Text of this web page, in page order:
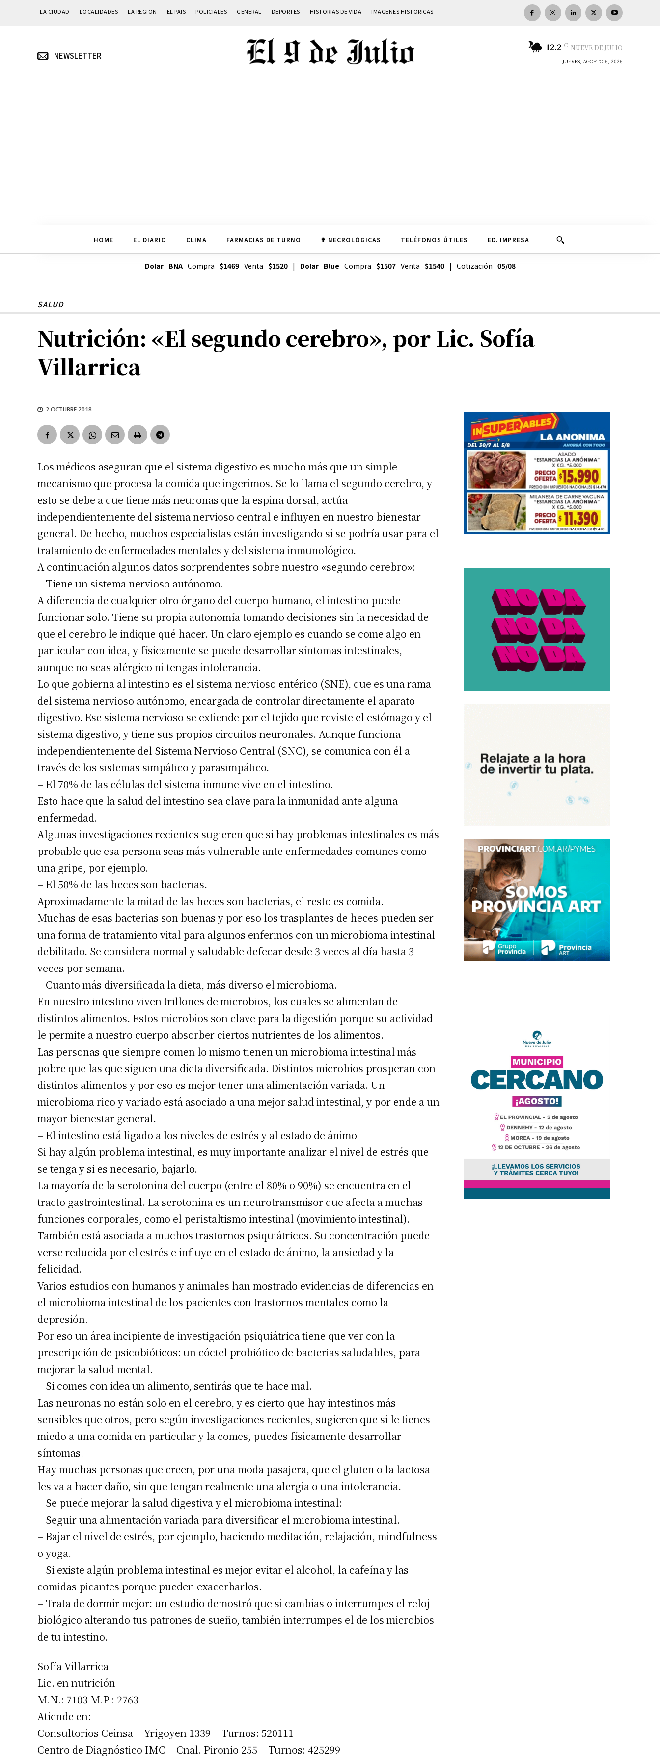
Suscribirme gratis
Dirección de correo electrónico *
Nombre
Número de teléfono
LA CIUDAD LOCALIDADES LA REGION EL PAIS POLICIALES GENERAL DEPORTES HISTORIAS DE VIDA IMAGENES HISTORICAS
NEWSLETTER
12.2 C NUEVE DE JULIO
JUEVES, AGOSTO 6, 2026
HOME EL DIARIO CLIMA FARMACIAS DE TURNO ✟ NECROLÓGICAS TELÉFONOS ÚTILES ED. IMPRESA
Dolar BNACompra $1469Venta $1520| Dolar Blue Compra $1507Venta $1540| Cotización 05/08
SALUD
Nutrición: «El segundo cerebro», por Lic. Sofía
Villarrica
2 OCTUBRE 2018
Los médicos aseguran que el sistema digestivo es mucho más que un simple
mecanismo que procesa la comida que ingerimos. Se lo llama el segundo cerebro, y
esto se debe a que tiene más neuronas que la espina dorsal, actúa
independientemente del sistema nervioso central e influyen en nuestro bienestar
general. De hecho, muchos especialistas están investigando si se podría usar para el
tratamiento de enfermedades mentales y del sistema inmunológico.
A continuación algunos datos sorprendentes sobre nuestro «segundo cerebro»:
– Tiene un sistema nervioso autónomo.
A diferencia de cualquier otro órgano del cuerpo humano, el intestino puede
funcionar solo. Tiene su propia autonomía tomando decisiones sin la necesidad de
que el cerebro le indique qué hacer. Un claro ejemplo es cuando se come algo en
particular con idea, y físicamente se puede desarrollar síntomas intestinales,
aunque no seas alérgico ni tengas intolerancia.
Lo que gobierna al intestino es el sistema nervioso entérico (SNE), que es una rama
del sistema nervioso autónomo, encargada de controlar directamente el aparato
digestivo. Ese sistema nervioso se extiende por el tejido que reviste el estómago y el
sistema digestivo, y tiene sus propios circuitos neuronales. Aunque funciona
independientemente del Sistema Nervioso Central (SNC), se comunica con él a
través de los sistemas simpático y parasimpático.
– El 70% de las células del sistema inmune vive en el intestino.
Esto hace que la salud del intestino sea clave para la inmunidad ante alguna
enfermedad.
Algunas investigaciones recientes sugieren que si hay problemas intestinales es más
probable que esa persona seas más vulnerable ante enfermedades comunes como
una gripe, por ejemplo.
– El 50% de las heces son bacterias.
Aproximadamente la mitad de las heces son bacterias, el resto es comida.
Muchas de esas bacterias son buenas y por eso los trasplantes de heces pueden ser
una forma de tratamiento vital para algunos enfermos con un microbioma intestinal
debilitado. Se considera normal y saludable defecar desde 3 veces al día hasta 3
veces por semana.
– Cuanto más diversificada la dieta, más diverso el microbioma.
En nuestro intestino viven trillones de microbios, los cuales se alimentan de
distintos alimentos. Estos microbios son clave para la digestión porque su actividad
le permite a nuestro cuerpo absorber ciertos nutrientes de los alimentos.
Las personas que siempre comen lo mismo tienen un microbioma intestinal más
pobre que las que siguen una dieta diversificada. Distintos microbios prosperan con
distintos alimentos y por eso es mejor tener una alimentación variada. Un
microbioma rico y variado está asociado a una mejor salud intestinal, y por ende a un
mayor bienestar general.
– El intestino está ligado a los niveles de estrés y al estado de ánimo
Si hay algún problema intestinal, es muy importante analizar el nivel de estrés que
se tenga y si es necesario, bajarlo.
La mayoría de la serotonina del cuerpo (entre el 80% o 90%) se encuentra en el
tracto gastrointestinal. La serotonina es un neurotransmisor que afecta a muchas
funciones corporales, como el peristaltismo intestinal (movimiento intestinal).
También está asociada a muchos trastornos psiquiátricos. Su concentración puede
verse reducida por el estrés e influye en el estado de ánimo, la ansiedad y la
felicidad.
Varios estudios con humanos y animales han mostrado evidencias de diferencias en
el microbioma intestinal de los pacientes con trastornos mentales como la
depresión.
Por eso un área incipiente de investigación psiquiátrica tiene que ver con la
prescripción de psicobióticos: un cóctel probiótico de bacterias saludables, para
mejorar la salud mental.
– Si comes con idea un alimento, sentirás que te hace mal.
Las neuronas no están solo en el cerebro, y es cierto que hay intestinos más
sensibles que otros, pero según investigaciones recientes, sugieren que si le tienes
miedo a una comida en particular y la comes, puedes físicamente desarrollar
síntomas.
Hay muchas personas que creen, por una moda pasajera, que el gluten o la lactosa
les va a hacer daño, sin que tengan realmente una alergia o una intolerancia.
– Se puede mejorar la salud digestiva y el microbioma intestinal:
– Seguir una alimentación variada para diversificar el microbioma intestinal.
– Bajar el nivel de estrés, por ejemplo, haciendo meditación, relajación, mindfulness
o yoga.
– Si existe algún problema intestinal es mejor evitar el alcohol, la cafeína y las
comidas picantes porque pueden exacerbarlos.
– Trata de dormir mejor: un estudio demostró que si cambias o interrumpes el reloj
biológico alterando tus patrones de sueño, también interrumpes el de los microbios
de tu intestino.
Sofía Villarrica
Lic. en nutrición
M.N.: 7103 M.P.: 2763
Atiende en:
Consultorios Ceinsa – Yrigoyen 1339 – Turnos: 520111
Centro de Diagnóstico IMC – Cnal. Pironio 255 – Turnos: 425299